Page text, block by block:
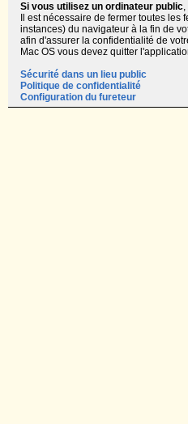
Si vous utilisez un ordinateur public,
Il est nécessaire de fermer toutes les
instances) du navigateur à la fin de
afin d'assurer la confidentialité de
Mac OS vous devez quitter
Sécurité dans un lieu public
Politique de confidentialité
Configuration du fureteur